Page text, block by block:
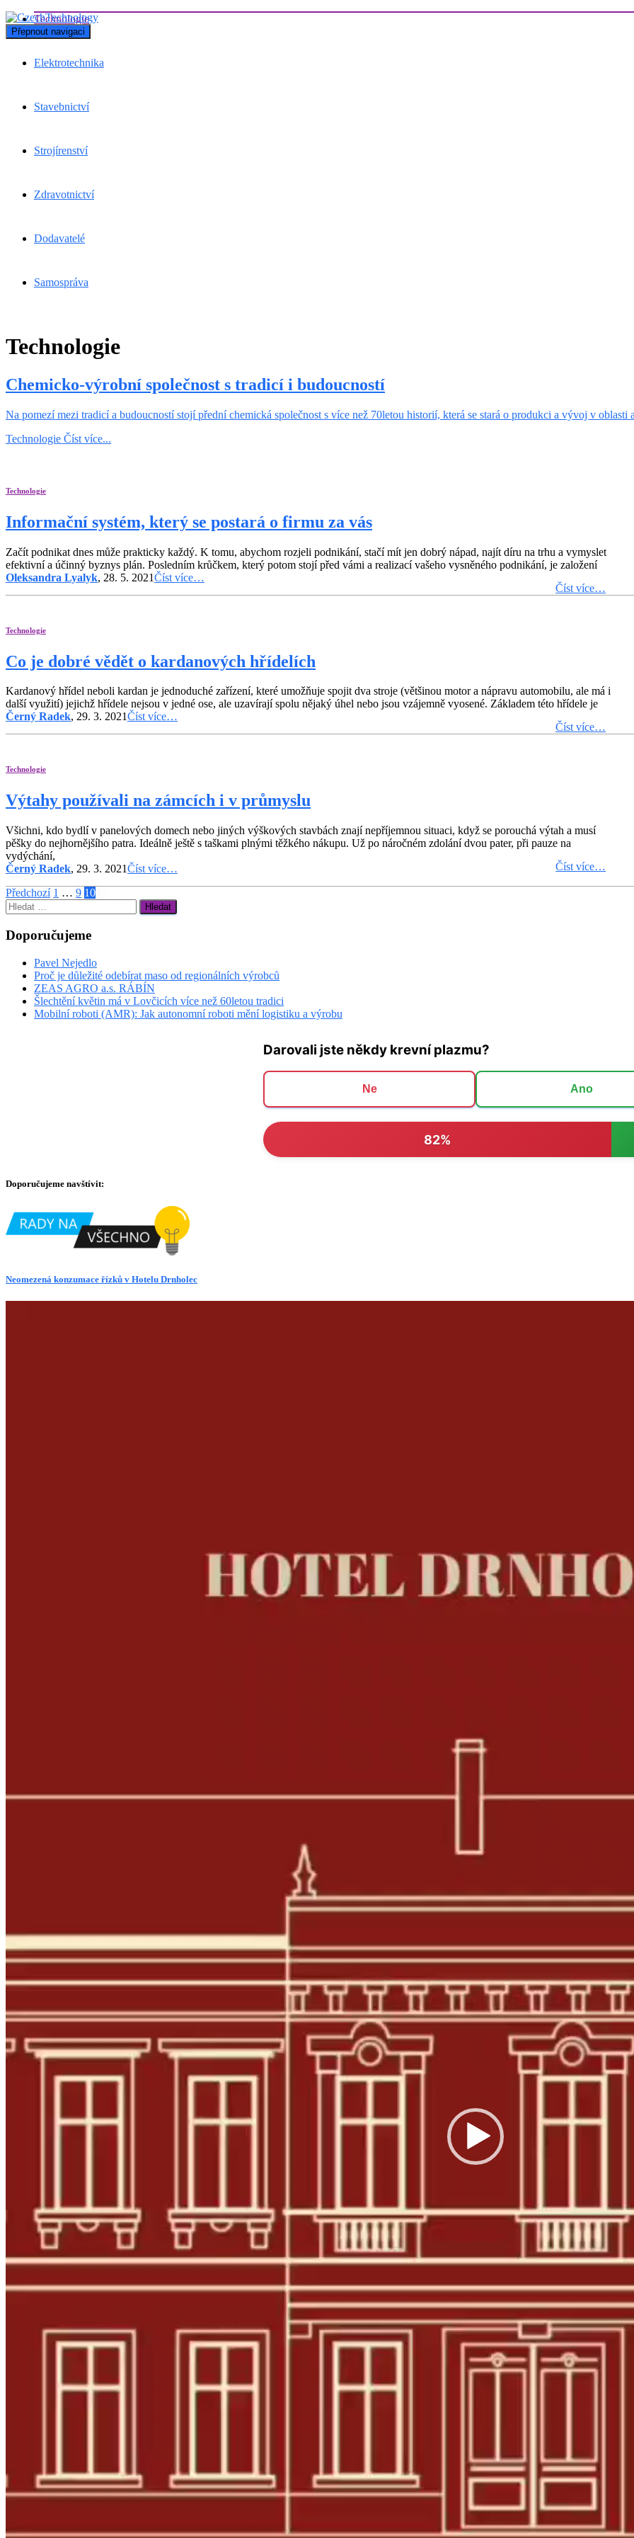
Přepnout navigaci
Technologie
Elektrotechnika
Stavebnictví
Strojírenství
Zdravotnictví
Dodavatelé
Samospráva
Technologie
Chemicko-výrobní společnost s tradicí i budoucností
Na pomezí mezi tradicí a budoucností stojí přední chemická společnost s více než 70letou historií, která se stará o produkci a vývoj v oblasti
Technologie Číst více...
Technologie
Informační systém, který se postará o firmu za vás
Začít podnikat dnes může prakticky každý. K tomu, abychom rozjeli podnikání, stačí mít jen dobrý nápad, najít díru na trhu a vymyslet
efektivní a účinný byznys plán. Posledním krůčkem, který potom stojí před vámi a realizací vašeho vysněného podnikání, je založení
Číst více…
Oleksandra Lyalyk, 28. 5. 2021Číst více…
Technologie
Co je dobré vědět o kardanových hřídelích
Kardanový hřídel neboli kardan je jednoduché zařízení, které umožňuje spojit dva stroje (většinou motor a nápravu automobilu, ale má i
další využití) jejichž hřídele nejsou v jedné ose, ale uzavírají spolu nějaký úhel nebo jsou vzájemně vyosené. Základem této hřídele je
Číst více…
Černý Radek, 29. 3. 2021Číst více…
Technologie
Výtahy používali na zámcích i v průmyslu
Všichni, kdo bydlí v panelových domech nebo jiných výškových stavbách znají nepříjemnou situaci, když se porouchá výtah a musí
pěšky do nejhornějšího patra. Ideálně ještě s taškami plnými těžkého nákupu. Už po náročném zdolání dvou pater, při pauze na
vydýchání,
Číst více…
Černý Radek, 29. 3. 2021Číst více…
Stránkování
příspěvků
Předchozí 1 … 9 10
Vyhledávání
Doporučujeme
Pavel Nejedlo
Proč je důležité odebírat maso od regionálních výrobců
ZEAS AGRO a.s. RÁBÍN
Šlechtění květin má v Lovčicích více než 60letou tradici
Mobilní roboti (AMR): Jak autonomní roboti mění logistiku a výrobu
Darovali jste někdy krevní plazmu?
Ne Ano
82%
Doporučujeme navštívit:
Neomezená konzumace řízků v Hotelu Drnholec